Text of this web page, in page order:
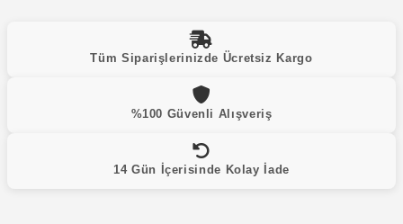
Tüm Siparişlerinizde Ücretsiz Kargo
%100 Güvenli Alışveriş
14 Gün İçerisinde Kolay İade